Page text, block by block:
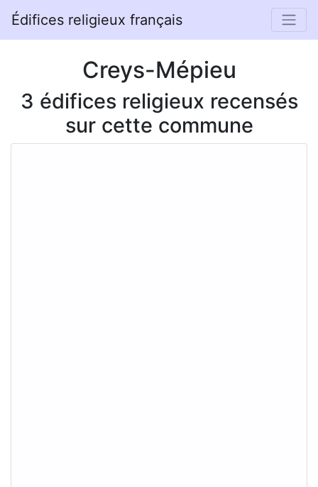
Édifices religieux français
Creys-Mépieu
3 édifices religieux recensés
sur cette commune